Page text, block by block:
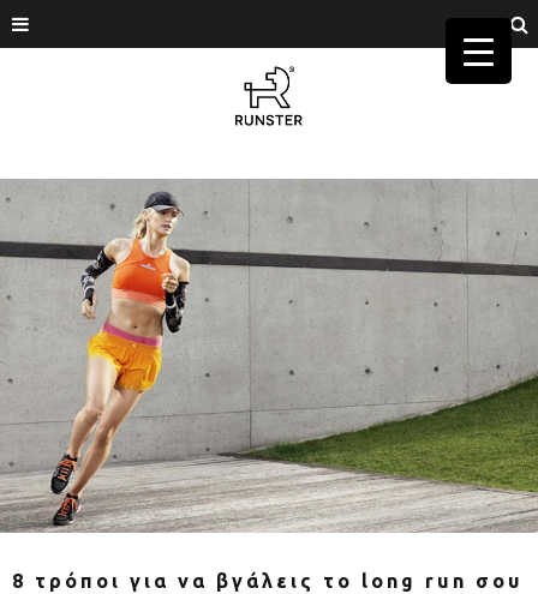
8 τρόποι για να βγάλεις το long run σου